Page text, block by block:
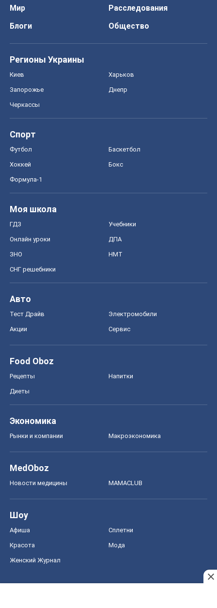
Мир
Расследования
Блоги
Общество
Регионы Украины
Киев Харьков
Запорожье Днепр
Черкассы
Спорт
Футбол Баскетбол
Хоккей Бокс
Формула-1
Моя школа
ГДЗ Учебники
Онлайн уроки ДПА
ЗНО НМТ
СНГ решебники
Авто
Тест Драйв Электромобили
Акции Сервис
Food Oboz
Рецепты Напитки
Диеты
Экономика
Рынки и компании Mакроэкономика
MedOboz
Новости медицины MAMACLUB
Шоу
Афиша Сплетни
Красота Мода
Женский Журнал